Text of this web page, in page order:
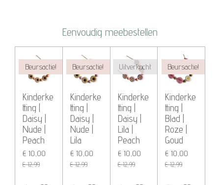
n
Eenvoudig meebestellen
Beursactie!
Kinderke
tting |
Daisy |
Nude |
Peach
€ 10,00
€ 12,99
Beursactie!
Kinderke
tting |
Daisy |
Nude |
Lila
€ 10,00
€ 12,99
Uitverkocht
Kinderke
tting |
Daisy |
Lila |
Peach
€ 10,00
€ 12,99
Beursactie!
Kinderke
tting |
Blad |
Roze |
Goud
€ 10,00
€ 12,99